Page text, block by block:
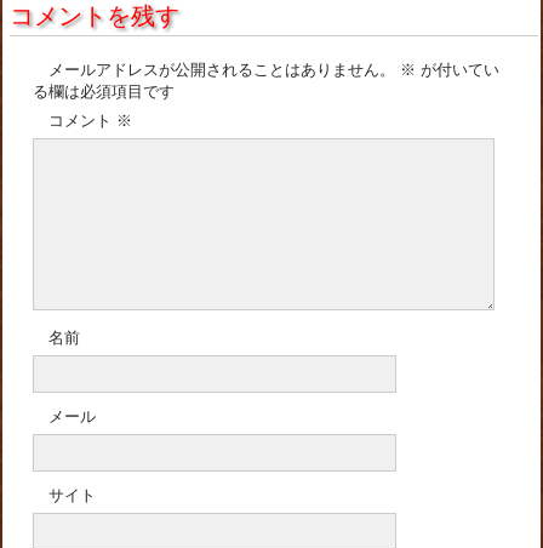
コメントを残す
メールアドレスが公開されることはありません。 ※ が付いてい
る欄は必須項目です
コメント ※
名前
メール
サイト